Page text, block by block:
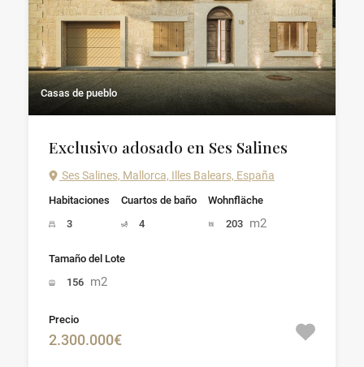
Casas de pueblo
Exclusivo adosado en Ses Salines
Ses Salines, Mallorca, Illes Balears, España
Habitaciones
3
Cuartos de baño
4
Wohnfläche
203 m2
Tamaño del Lote
156 m2
Precio
2.300.000€